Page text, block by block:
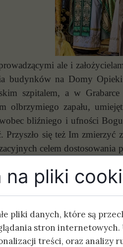
ale i
budynków na Domy
szpitalem, a w
olbrzymiego zapału,
bliźniego i ufności
Przyszło się też Im
celem
zadaniem.
ewangeliczną ścieżką
przyłączamy się do
na kierowników:
(z Hajnówki), a do
(z Siemiatycz).
na pliki
pliki danych, które są
stron internetowych.
treści, oraz analizy